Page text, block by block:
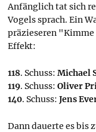
Anfänglich tat sich
Vogels sprach. Ein
präzieseren
Effekt:
118. Schuss:Michael
119. Schuss:Oliver
140. Schuss:Jens
Dann dauerte es bis